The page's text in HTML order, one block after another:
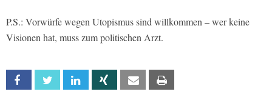
P.S.: Vorwürfe wegen Utopismus sind willkommen – wer keine
Visionen hat, muss zum politischen Arzt.
Facebook Twitter Linkedin Xing Email